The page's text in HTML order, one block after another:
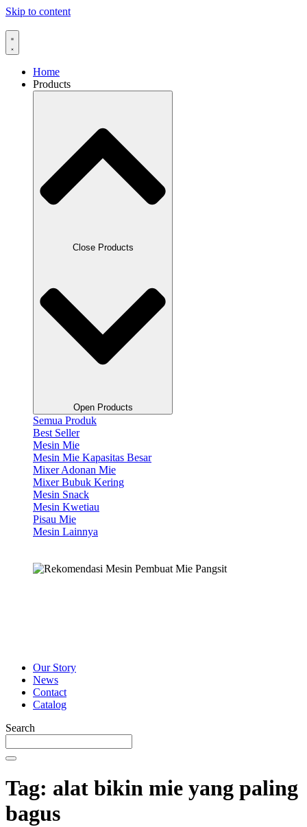
Skip to content
Home
Products
Close Products
Open Products
Semua Produk
Best Seller
Mesin Mie
Mesin Mie Kapasitas Besar
Mixer Adonan Mie
Mixer Bubuk Kering
Mesin Snack
Mesin Kwetiau
Pisau Mie
Mesin Lainnya
Our Story
News
Contact
Catalog
Search
Tag: alat bikin mie yang paling
bagus